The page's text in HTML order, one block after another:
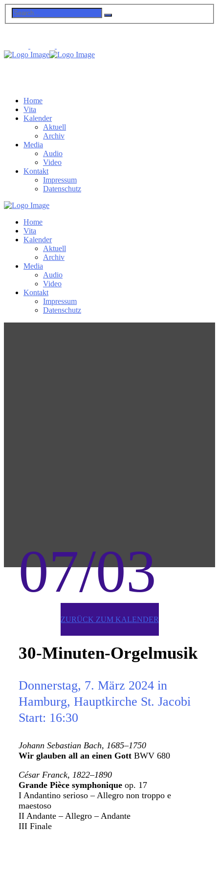
Home
Vita
Kalender
Aktuell
Archiv
Media
Audio
Video
Kontakt
Impressum
Datenschutz
Home
Vita
Kalender
Aktuell
Archiv
Media
Audio
Video
Kontakt
Impressum
Datenschutz
07/03
ZURÜCK ZUM KALENDER
30-Minuten-Orgelmusik
Donnerstag, 7. März 2024 in
Hamburg, Hauptkirche St. Jacobi
Start: 16:30
Johann Sebastian Bach, 1685–1750
Wir glauben all an einen Gott BWV 680
César Franck, 1822–1890
Grande Pièce symphonique op. 17
I Andantino serioso – Allegro non troppo e
maestoso
II Andante – Allegro – Andante
III Finale